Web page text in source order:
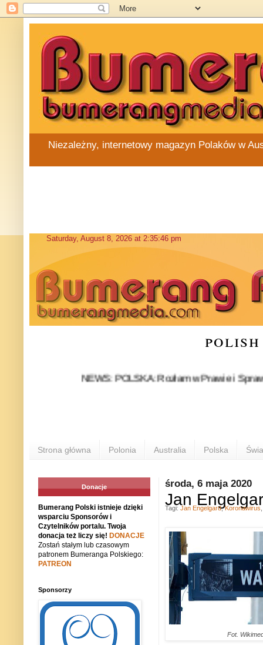
Niezależny, internetowy magazyn Polaków w
NEWS: POLSKA: Rozłam w Prawie i
Strona główna Polonia Australia Polska
środa, 6 maja 2020
Jan
Fot.
Tagi: Jan Engelgard,Koronawirus
Donacje
Bumerang Polski istnieje dzięki
wsparciu Sponsorów i
Czytelników portalu. Twoja
donacja też liczy się! DONACJE
Zostań stałym lub czasowym
patronem Bumeranga Polskiego:
PATREON
Sponsorzy